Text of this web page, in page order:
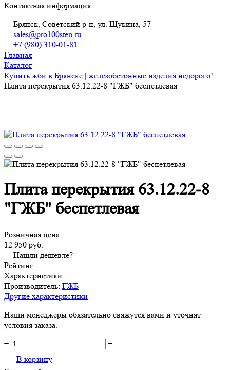
Контактная информация
Брянск, Советский р-н, ул. Щукина, 57
sales@pro100sten.ru
+7 (980) 310-01-81
Главная
Каталог
Купить жби в Брянске | железобетонные изделия недорого!
Плита перекрытия 63.12.22-8 "ГЖБ" беспетлевая
Плита перекрытия 63.12.22-8
"ГЖБ" беспетлевая
Розничная цена:
12 950 руб.
Нашли дешевле?
Рейтинг:
Характеристики
Производитель: ГЖБ
Другие характеристики
Наши менеджеры обязательно свяжутся вами и уточнят
условия заказа.
−
+
В корзину